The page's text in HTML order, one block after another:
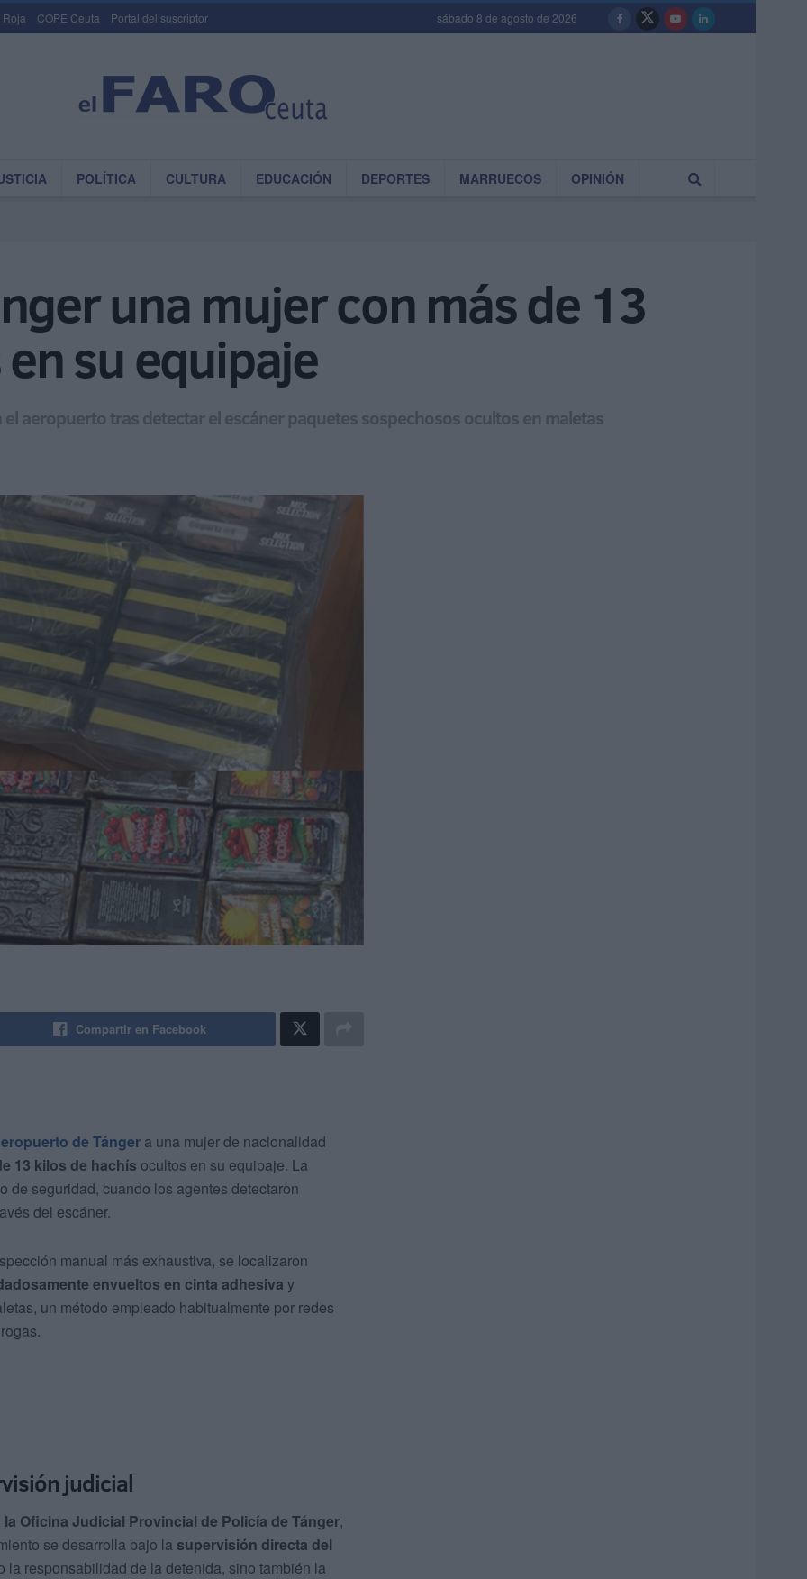
Roja COPE Ceuta Portal del suscriptor sábado 8 de agosto de 2026
POLÍTICA CULTURA EDUCACIÓN DEPORTES MARRUECOS OPINIÓN
una mujer con más de 13
su equipaje
aeropuerto tras detectar el escáner paquetes sospechosos ocultos en maletas
Compartir en Facebook
de Tánger a una mujer de nacionalidad
13 kilos de hachís ocultos en su equipaje. La
de seguridad, cuando los agentes detectaron
del escáner.
manual más exhaustiva, se localizaron
envueltos en cinta adhesiva y
un método empleado habitualmente por redes
judicial
la Oficina Judicial Provincial de Policía de Tánger,
se desarrolla bajo la supervisión directa del
la responsabilidad de la detenida, sino también la